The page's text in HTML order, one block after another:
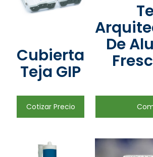
Cubierta
Teja GIP
Cotizar Precio
De